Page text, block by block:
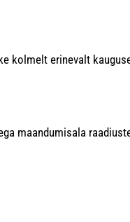
kolmelt erinevalt
maandumisala